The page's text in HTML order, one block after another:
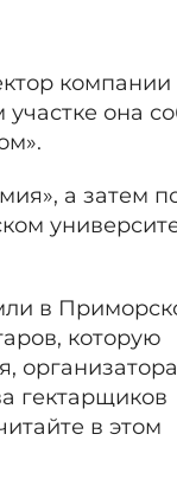
компании
она
а затем
в
которую
организатора
гектарщиков
в этом